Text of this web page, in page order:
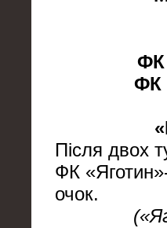
ФК
ФК
Після двох
ФК
очок.